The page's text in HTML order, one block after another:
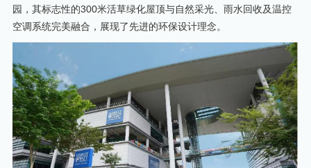
园，其标志性的300米活草绿化屋顶与自然采光、雨水回收及温控
空调系统完美融合，展现了先进的环保设计理念。